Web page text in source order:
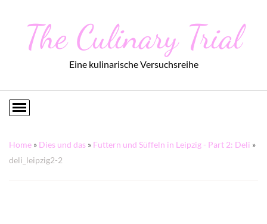
The Culinary Trial
Eine kulinarische Versuchsreihe
Home » Dies und das » Futtern und Süffeln in Leipzig - Part 2: Deli »
deli_leipzig2-2